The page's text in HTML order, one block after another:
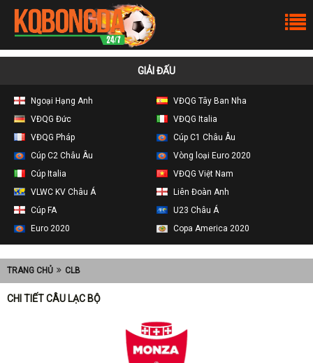
GIẢI ĐẤU
Ngoại Hạng Anh
VĐQG Tây Ban Nha
VĐQG Đức
VĐQG Italia
VĐQG Pháp
Cúp C1 Châu Âu
Cúp C2 Châu Âu
Vòng loại Euro 2020
Cúp Italia
VĐQG Việt Nam
VLWC KV Châu Á
Liên Đoàn Anh
Cúp FA
U23 Châu Á
Euro 2020
Copa America 2020
TRANG CHỦ CLB
CHI TIẾT CÂU LẠC BỘ